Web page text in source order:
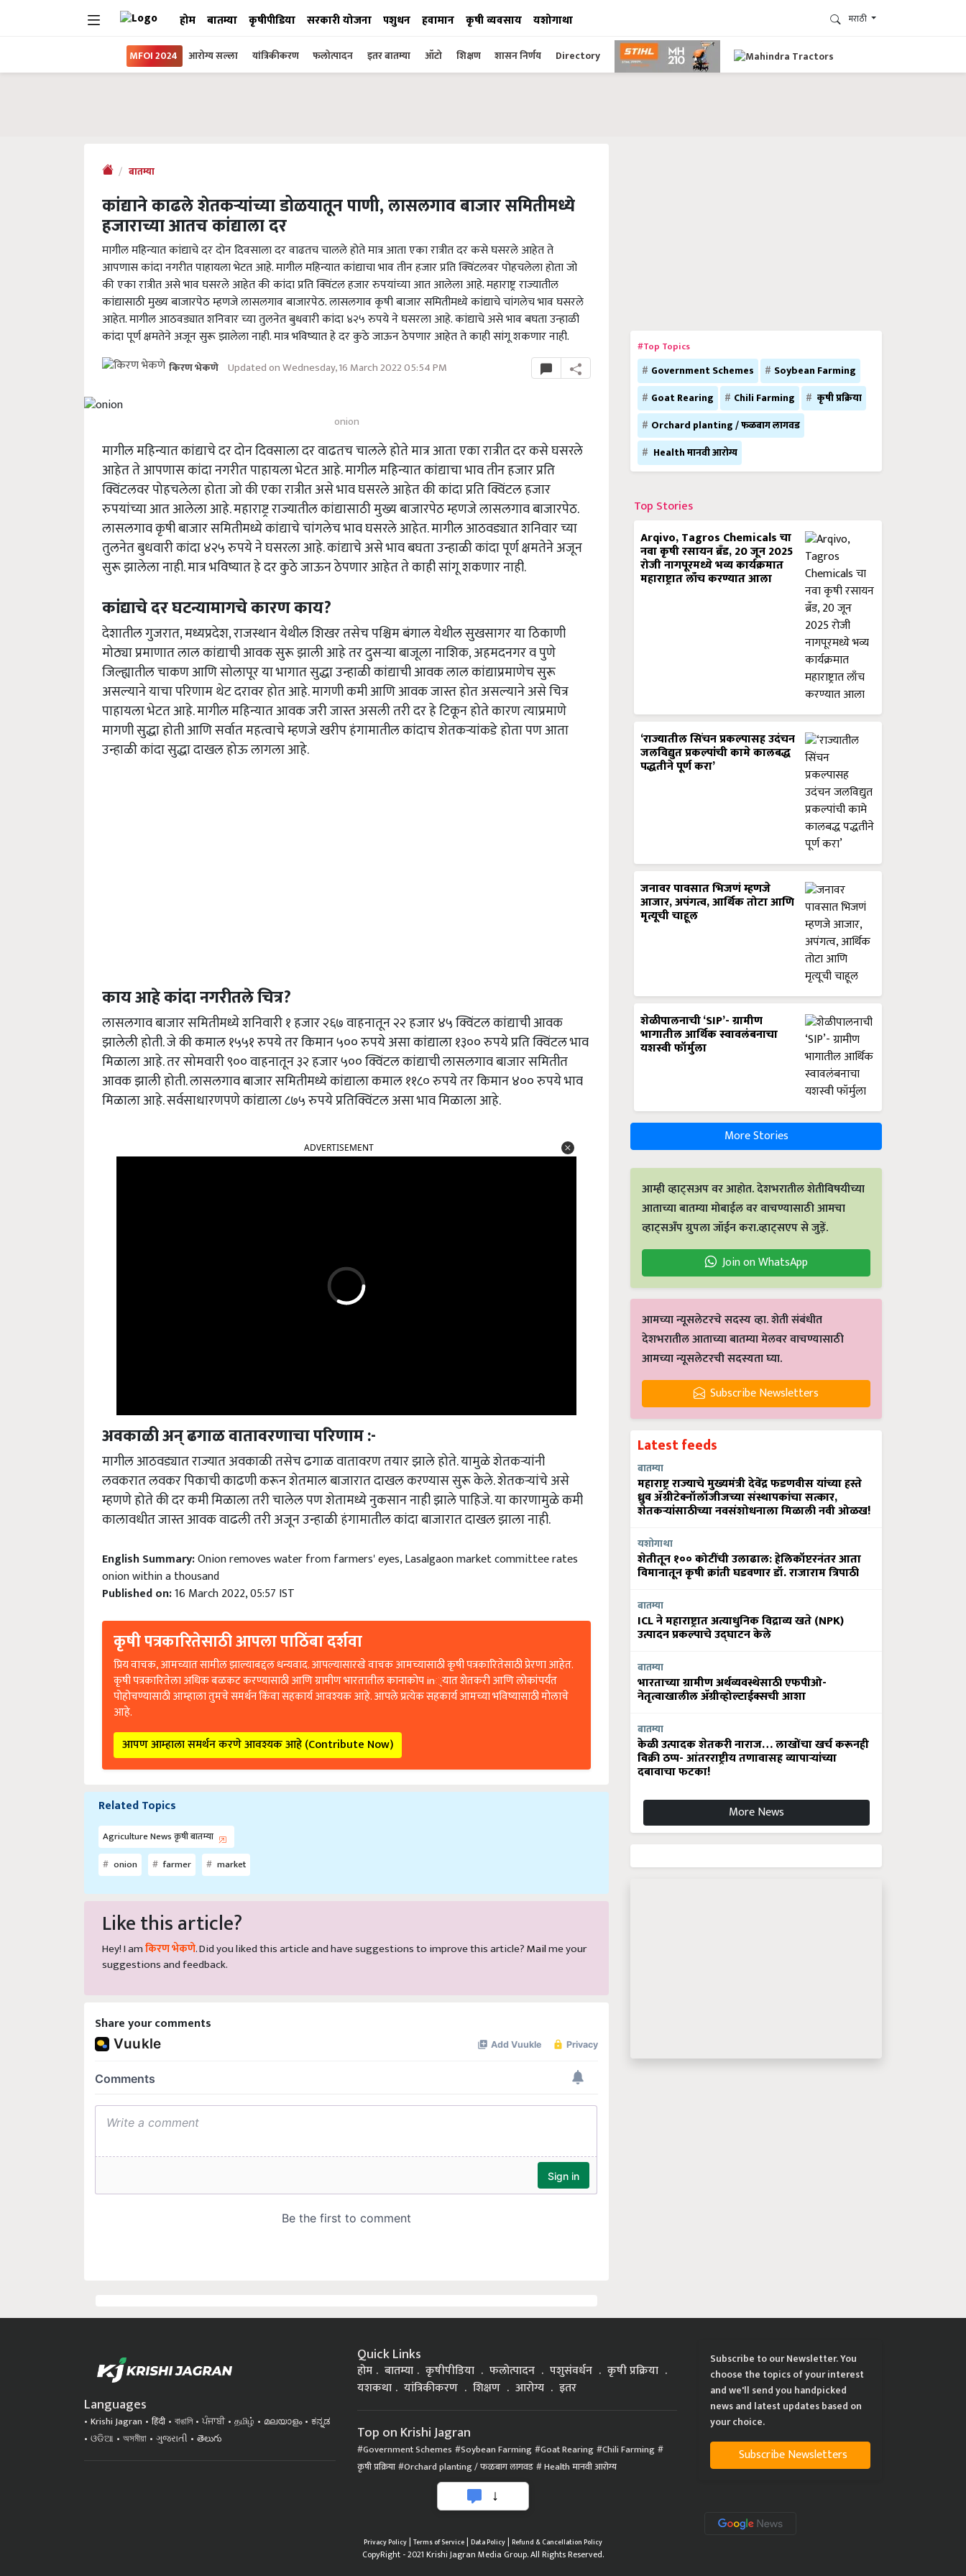
होम बातम्या कृषीपीडिया सरकारी योजना पशुधन हवामान कृषी व्यवसाय यशोगाथा मराठी
MFOI 2024 आरोग्य सल्ला यांत्रिकीकरण फलोत्पादन इतर बातम्या ऑटो शिक्षण शासन निर्णय Directory
बातम्या
कांद्याने काढले शेतकऱ्यांच्या डोळयातून पाणी, लासलगाव बाजार समितीमध्ये
हजाराच्या आतच कांद्याला दर
मागील महिन्यात कांद्याचे दर दोन दिवसाला दर वाढतच चालले होते मात्र आता एका रात्रीत दर कसे घसरले आहेत ते
आपणास कांदा नगरीत पाहायला भेटत आहे. मागील महिन्यात कांद्याचा भाव तीन हजार प्रति क्विंटलवर पोहचलेला होता जो
की एका रात्रीत असे भाव घसरले आहेत की कांदा प्रति क्विंटल हजार रुपयांच्या आत आलेला आहे. महाराष्ट्र राज्यातील
कांद्यासाठी मुख्य बाजारपेठ म्हणजे लासलगाव बाजारपेठ. लासलगाव कृषी बाजार समितीमध्ये कांद्याचे चांगलेच भाव घसरले
आहेत. मागील आठवड्यात शनिवार च्या तुलनेत बुधवारी कांदा ४२५ रुपये ने घसरला आहे. कांद्याचे असे भाव बघता उन्हाळी
कांदा पूर्ण क्षमतेने अजून सुरू झालेला नाही. मात्र भविष्यात हे दर कुठे जाऊन ठेपणार आहेत ते काही सांगू शकणार नाही.
किरण भेकणे Updated on Wednesday, 16 March 2022 05:54 PM
onion
मागील महिन्यात कांद्याचे दर दोन दिवसाला दर वाढतच चालले होते मात्र आता एका रात्रीत दर कसे घसरले
आहेत ते आपणास कांदा नगरीत पाहायला भेटत आहे. मागील महिन्यात कांद्याचा भाव तीन हजार प्रति
क्विंटलवर पोहचलेला होता जो की एका रात्रीत असे भाव घसरले आहेत की कांदा प्रति क्विंटल हजार
रुपयांच्या आत आलेला आहे. महाराष्ट्र राज्यातील कांद्यासाठी मुख्य बाजारपेठ म्हणजे लासलगाव बाजारपेठ.
लासलगाव कृषी बाजार समितीमध्ये कांद्याचे चांगलेच भाव घसरले आहेत. मागील आठवड्यात शनिवार च्या
तुलनेत बुधवारी कांदा ४२५ रुपये ने घसरला आहे. कांद्याचे असे भाव बघता उन्हाळी कांदा पूर्ण क्षमतेने अजून
सुरू झालेला नाही. मात्र भविष्यात हे दर कुठे जाऊन ठेपणार आहेत ते काही सांगू शकणार नाही.
कांद्याचे दर घटन्यामागचे कारण काय?
देशातील गुजरात, मध्यप्रदेश, राजस्थान येथील शिखर तसेच पश्चिम बंगाल येथील सुखसागर या ठिकाणी
मोठ्या प्रमाणात लाल कांद्याची आवक सुरू झाली आहे तर दुसऱ्या बाजूला नाशिक, अहमदनगर व पुणे
जिल्ह्यातील चाकण आणि सोलापूर या भागात सुद्धा उन्हाळी कांद्याची आवक लाल कांद्याप्रमाणेच सुरू
असल्याने याचा परिणाम थेट दरावर होत आहे. मागणी कमी आणि आवक जास्त होत असल्याने असे चित्र
पाहायला भेटत आहे. मागील महिन्यात आवक जरी जास्त असली तरी दर हे टिकून होते कारण त्याप्रमाणे
मागणी सुद्धा होती आणि सर्वात महत्वाचे म्हणजे खरीप हंगामातील कांदाच शेतकऱ्यांकडे होता पण आता
उन्हाळी कांदा सुद्धा दाखल होऊ लागला आहे.
काय आहे कांदा नगरीतले चित्र?
लासलगाव बाजार समितीमध्ये शनिवारी १ हजार २६७ वाहनातून २२ हजार ४५ क्विंटल कांद्याची आवक
झालेली होती. जे की कमाल १५५१ रुपये तर किमान ५०० रुपये असा कांद्याला १३०० रुपये प्रति क्विंटल भाव
मिळाला आहे. तर सोमवारी ९०० वाहनातून ३२ हजार ५०० क्विंटल कांद्याची लासलगाव बाजार समितीत
आवक झाली होती. लासलगाव बाजार समितीमध्ये कांद्याला कमाल ११८० रुपये तर किमान ४०० रुपये भाव
मिळाला आहे. सर्वसाधारणपणे कांद्याला ८७५ रुपये प्रतिक्विंटल असा भाव मिळाला आहे.
अवकाळी अन् ढगाळ वातावरणाचा परिणाम :-
मागील आठवड्यात राज्यात अवकाळी तसेच ढगाळ वातावरण तयार झाले होते. यामुळे शेतकऱ्यांनी
लवकरात लवकर पिकाची काढणी करून शेतमाल बाजारात दाखल करण्यास सुरू केले. शेतकऱ्यांचे असे
म्हणणे होते की दर कमी मिळाला तरी चालेल पण शेतामध्ये नुकसान नाही झाले पाहिजे. या कारणामुळे कमी
कालावधीत जास्त आवक वाढली तरी अजून उन्हाळी हंगामातील कांदा बाजारात दाखल झाला नाही.
English Summary: Onion removes water from farmers' eyes, Lasalgaon market committee rates
onion within a thousand
Published on:16 March 2022, 05:57 IST
कृषी पत्रकारितेसाठी आपला पाठिंबा दर्शवा
प्रिय वाचक, आमच्यात सामील झाल्याबद्दल धन्यवाद. आपल्यासारखे वाचक आमच्यासाठी कृषी पत्रकारितेसाठी प्रेरणा आहेत.
कृषी पत्रकारितेला अधिक बळकट करण्यासाठी आणि ग्रामीण भारतातील कानाकोप in्यात शेतकरी आणि लोकांपर्यंत
पोहोचण्यासाठी आम्हाला तुमचे समर्थन किंवा सहकार्य आवश्यक आहे. आपले प्रत्येक सहकार्य आमच्या भविष्यासाठी मोलाचे
आहे.
आपण आम्हाला समर्थन करणे आवश्यक आहे (Contribute Now)
Related Topics
Agriculture News कृषी बातम्या
onion
farmer market
Like this article?
Hey! I am किरण भेकणे . Did you liked this article and have suggestions to improve this article? Mail
suggestions and feedback.
Share your comments
#Top Topics
Government Schemes
Soybean Farming
Goat Rearing
Chili Farming
कृषी प्रक्रिया
Orchard planting / फळबाग लागवड
Health मानवी आरोग्य
Top Stories
Arqivo, Tagros Chemicals चा
नवा कृषी रसायन ब्रँड, 20 जून 2025
रोजी नागपूरमध्ये भव्य कार्यक्रमात
महाराष्ट्रात लाँच करण्यात आला
‘राज्यातील सिंचन प्रकल्पासह उदंचन
जलविद्युत प्रकल्पांची कामे कालबद्ध
पद्धतीने पूर्ण करा’
जनावर पावसात भिजणं म्हणजे
आजार, अपंगत्व, आर्थिक तोटा आणि
मृत्यूची चाहूल
शेळीपालनाची ‘SIP’- ग्रामीण
भागातील आर्थिक स्वावलंबनाचा
यशस्वी फॉर्मुला
More Stories
आम्ही व्हाट्सअप वर आहोत. देशभरातील शेतीविषयीच्या
आताच्या बातम्या मोबाईल वर वाचण्यासाठी आमचा
व्हाट्सअँप ग्रुपला जॉईन करा.व्हाट्सएप से जुड़ें.
Join on WhatsApp
आमच्या न्यूसलेटरचे सदस्य व्हा. शेती संबंधीत
देशभरातील आताच्या बातम्या मेलवर वाचण्यासाठी
आमच्या न्यूसलेटरची सदस्यता घ्या.
Subscribe Newsletters
Latest feeds
बातम्या
महाराष्ट्र राज्याचे मुख्यमंत्री देवेंद्र फडणवीस यांच्या हस्ते
ध्रुव ॲग्रीटेक्नॉलॉजीजच्या संस्थापकांचा सत्कार,
शेतकऱ्यांसाठीच्या नवसंशोधनाला मिळाली नवी ओळख!
यशोगाथा
शेतीतून १०० कोटींची उलाढाल: हेलिकॉप्टरनंतर आता
विमानातून कृषी क्रांती घडवणार डॉ. राजाराम त्रिपाठी
बातम्या
ICL ने महाराष्ट्रात अत्याधुनिक विद्राव्य खते (NPK)
उत्पादन प्रकल्पाचे उद्घाटन केले
बातम्या
भारताच्या ग्रामीण अर्थव्यवस्थेसाठी एफपीओ-
नेतृत्वाखालील अ‍ॅग्रीव्होल्टाईक्सची आशा
बातम्या
केळी उत्पादक शेतकरी नाराज… लाखोंचा खर्च करूनही
विक्री ठप्प- आंतरराष्ट्रीय तणावासह व्यापाऱ्यांच्या
दबावाचा फटका!
More News
Languages
Krishi Jagran हिंदी বাঙালি ਪੰਜਾਬੀ தமிழ் മലയാളം
ಕನ್ನಡ
ଓଡିଆ
অসমীয়া ગુજરાતી తెలుగు
Quick Links
होम बातम्या कृषीपीडिया फलोत्पादन पशुसंवर्धन
कृषी प्रक्रिया
यशकथा
यांत्रिकीकरण शिक्षण आरोग्य इतर
Top on Krishi Jagran
Government Schemes Soybean Farming Goat Rearing
Chili Farming
कृषी प्रक्रिया
Orchard planting / फळबाग लागवड Health मानवी आरोग्य
Subscribe to our Newsletter. You
choose the topics of your interest
and we'll send you handpicked
news and latest updates based on
your choice.
Subscribe Newsletters
| | |
CopyRight - 2021 Krishi Jagran Media Group. All Rights Reserved.